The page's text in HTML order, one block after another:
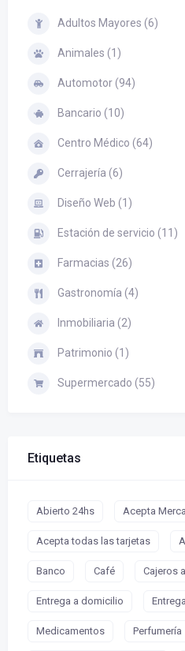
Adultos Mayores (6)
Animales (1)
Automotor (94)
Bancario (10)
Centro Médico (64)
Cerrajería (6)
Diseño Web (1)
Estación de servicio (11)
Farmacias (26)
Gastronomía (4)
Inmobiliaria (2)
Patrimonio (1)
Supermercado (55)
Etiquetas
Abierto 24hs Acepta
Acepta todas las tarjetas
Banco Café Cajeros
Entrega a domicilio
Medicamentos Perfumería